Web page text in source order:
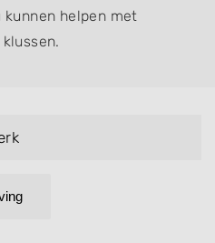
helpen met